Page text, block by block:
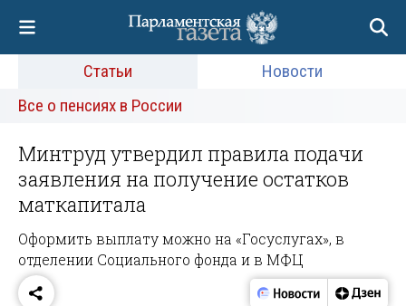
Статьи
Новости
Все о пенсиях в России
Минтруд утвердил правила подачи
заявления на получение остатков
маткапитала
Оформить выплату можно на «Госуслугах», в
отделении Социального фонда и в МФЦ